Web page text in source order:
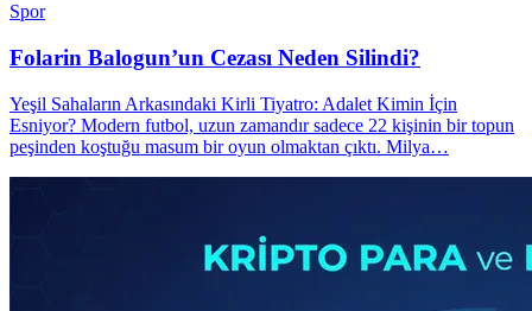
Spor
Folarin Balogun’un Cezası Neden Silindi?
Yeşil Sahaların Arkasındaki Kirli Tiyatro: Adalet Kimin İçin
Esniyor? Modern futbol, uzun zamandır sadece 22 kişinin bir topun
peşinden koştuğu masum bir oyun olmaktan çıktı. Milya…